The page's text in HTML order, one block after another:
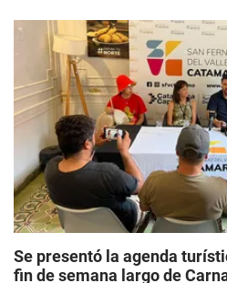
Se presentó la agenda
fin de semana largo de